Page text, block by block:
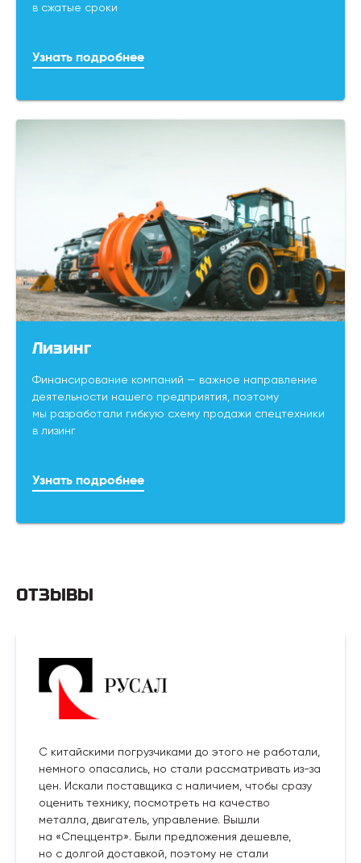
в сжатые сроки
Узнать подробнее
Лизинг
Финансирование компаний — важное направление
деятельности нашего предприятия, поэтому
мы разработали гибкую схему продажи спецтехники
в лизинг
Узнать подробнее
ОТЗЫВЫ
С китайскими погрузчиками до этого не работали,
немного опасались, но стали рассматривать из-за
цен. Искали поставщика с наличием, чтобы сразу
оценить технику, посмотреть на качество
металла, двигатель, управление. Вышли
на «Спеццентр». Были предложения дешевле,
но с долгой доставкой, поэтому не стали